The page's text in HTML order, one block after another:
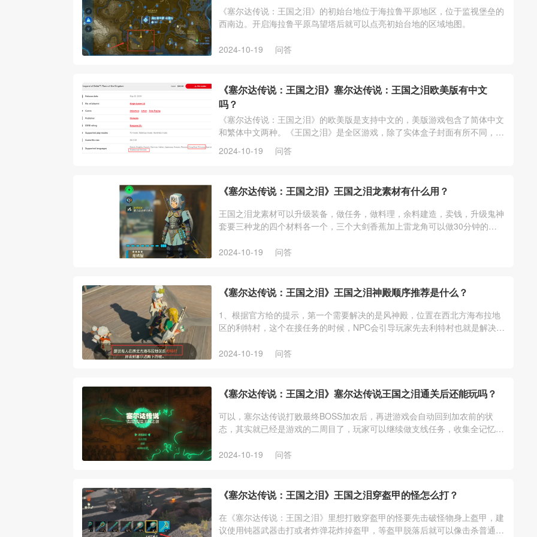
《塞尔达传说：王国之泪》的初始台地位于海拉鲁平原地区，位于监视堡垒的
西南边。开启海拉鲁平原鸟望塔后就可以点亮初始台地的区域地图。
2024-10-19 问答
《塞尔达传说：王国之泪》塞尔达传说：王国之泪欧美版有中文
吗？
《塞尔达传说：王国之泪》的欧美版是支持中文的，美版游戏包含了简体中文
和繁体中文两种。《王国之泪》是全区游戏，除了实体盒子封面有所不同，游
戏内容都是一样的，任意版本都支持中文。
2024-10-19 问答
《塞尔达传说：王国之泪》王国之泪龙素材有什么用？
王国之泪龙素材可以升级装备，做任务，做料理，余料建造，卖钱，升级鬼神
套要三种龙的四个材料各一个，三个大剑香蕉加上雷龙角可以做30分钟的三
2024-10-19
问答
《塞尔达传说：王国之泪》王国之泪神殿顺序推荐是什么？
1、根据官方给的提示，第一个需要解决的是风神殿，位置在西北方海布拉地
区的利特村，这个在接任务的时候，NPC会引导玩家先去利特村也就是解决风
2024-10-19
问答
《塞尔达传说：王国之泪》塞尔达传说王国之泪通关后还能玩吗？
可以，塞尔达传说打败最终BOSS加农后，再进游戏会自动回到加农前的状
态，其实就已经是游戏的二周目了，玩家可以继续做支线任务，收集全记忆、
2024-10-19
问答
《塞尔达传说：王国之泪》王国之泪穿盔甲的怪怎么打？
在《塞尔达传说：王国之泪》里想打败穿盔甲的怪要先击破怪物身上盔甲，建
议使用钝器武器击打或者炸弹花炸掉盔甲，等盔甲脱落后就可以像击杀普通怪